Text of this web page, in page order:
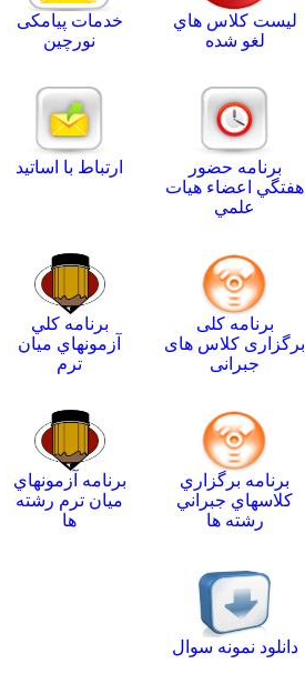
ليست كلاس هاي
لغو شده
خدمات پیامکی
نورچین
برنامه حضور
هفتگي اعضاء هيات
علمي
ارتباط با اساتيد
برنامه کلی
برگزاری کلاس های
جبرانی
برنامه كلي
آزمونهاي ميان
ترم
برنامه برگزاري
كلاسهاي جبراني
رشته ها
برنامه آزمونهاي
ميان ترم رشته
ها
دانلود نمونه سوال